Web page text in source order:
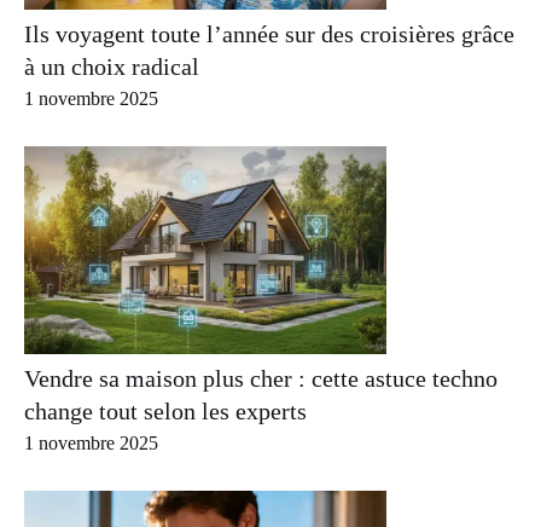
Ils voyagent toute l’année sur des croisières grâce
à un choix radical
1 novembre 2025
Vendre sa maison plus cher : cette astuce techno
change tout selon les experts
1 novembre 2025